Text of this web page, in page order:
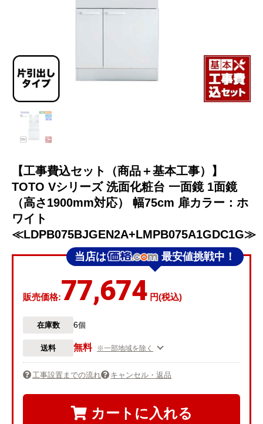
【工事費込セット（商品＋基本工事）】
TOTO Vシリーズ 洗面化粧台 一面鏡 1面鏡
（高さ1900mm対応） 幅75cm 扉カラー：ホ
ワイト
≪LDPB075BJGEN2A+LMPB075A1GDC1G≫
当店は 最安値挑戦中！
販売価格:77,674 円(税込)
在庫数 6個
送料 無料 ※一部地域を除く
工事設置までの流れ キャンセル・返品
カートに入れる